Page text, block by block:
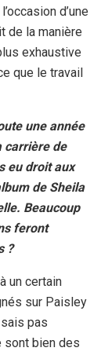
d’une
de la manière
exhaustive
que le travail
une année
carrière de
eu droit aux
de Sheila
Beaucoup
feront
?
un certain
sur Paisley
pas
sont bien des